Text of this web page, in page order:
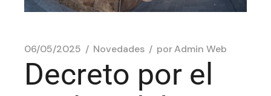
06/05/2025 Novedades porAdmin Web
Decreto por el